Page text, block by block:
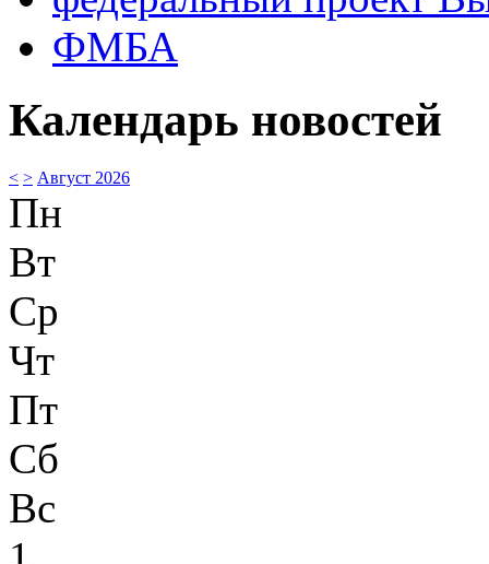
ФМБА
Календарь новостей
< > Август 2026
Пн
Вт
Ср
Чт
Пт
Сб
Вс